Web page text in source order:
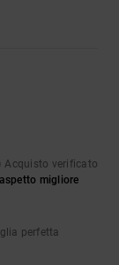
Acquisto verificato
migliore
perfetta